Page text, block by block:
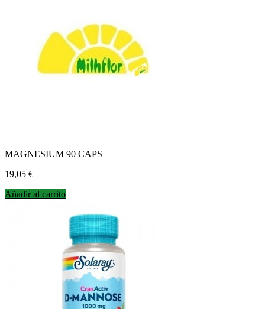
MAGNESIUM 90 CAPS
Precio
19,05 €
Añadir al carrito